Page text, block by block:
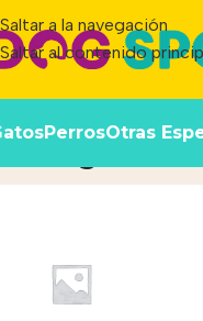
Saltar a la navegación
Saltar al contenido
PerrosOtras